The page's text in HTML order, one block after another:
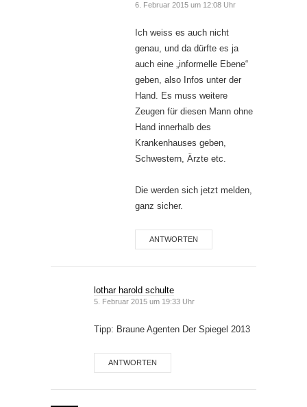
6. Februar 2015 um 12:08 Uhr
Ich weiss es auch nicht
genau, und da dürfte es ja
auch eine „informelle Ebene“
geben, also Infos unter der
Hand. Es muss weitere
Zeugen für diesen Mann ohne
Hand innerhalb des
Krankenhauses geben,
Schwestern, Ärzte etc.
Die werden sich jetzt melden,
ganz sicher.
ANTWORTEN
lothar harold schulte
5. Februar 2015 um 19:33 Uhr
Tipp: Braune Agenten Der Spiegel 2013
ANTWORTEN